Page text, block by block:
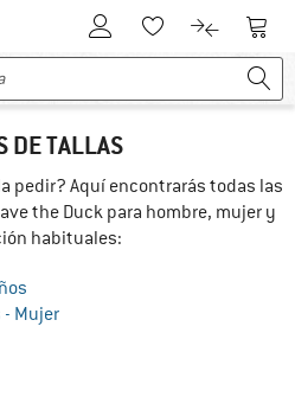
A la cuenta de cliente
A la lista de
A la A la
DE TALLAS
pedir? Aquí encontrarás todas las
the Duck para hombre, mujer y
habituales:
Mujer